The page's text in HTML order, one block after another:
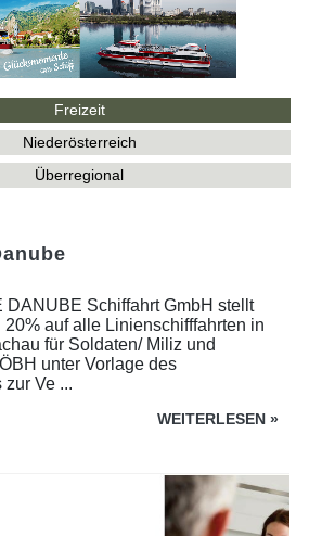
Freizeit
Niederösterreich
Überregional
DANUBE Schiffahrt GmbH stellt
auf alle Linienschifffahrten in
für Soldaten/ Miliz und
unter Vorlage des
Ve ...
WEITERLESEN »